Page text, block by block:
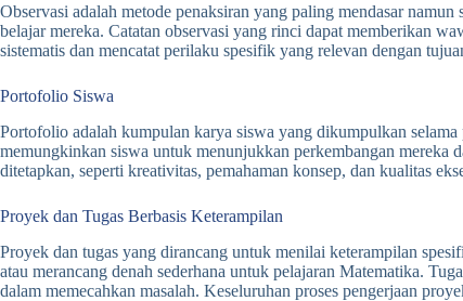
Observasi adalah metode penaksiran yang paling mendasar
belajar mereka. Catatan observasi yang rinci dapat memberikan
sistematis dan mencatat perilaku spesifik yang relevan dengan
Portofolio Siswa
Portofolio adalah kumpulan karya siswa yang dikumpulkan
memungkinkan siswa untuk menunjukkan perkembangan
ditetapkan, seperti kreativitas, pemahaman konsep, dan kualitas
Proyek dan Tugas Berbasis Keterampilan
Proyek dan tugas yang dirancang untuk menilai keterampilan
atau merancang denah sederhana untuk pelajaran Matematika.
dalam memecahkan masalah. Keseluruhan proses pengerjaan